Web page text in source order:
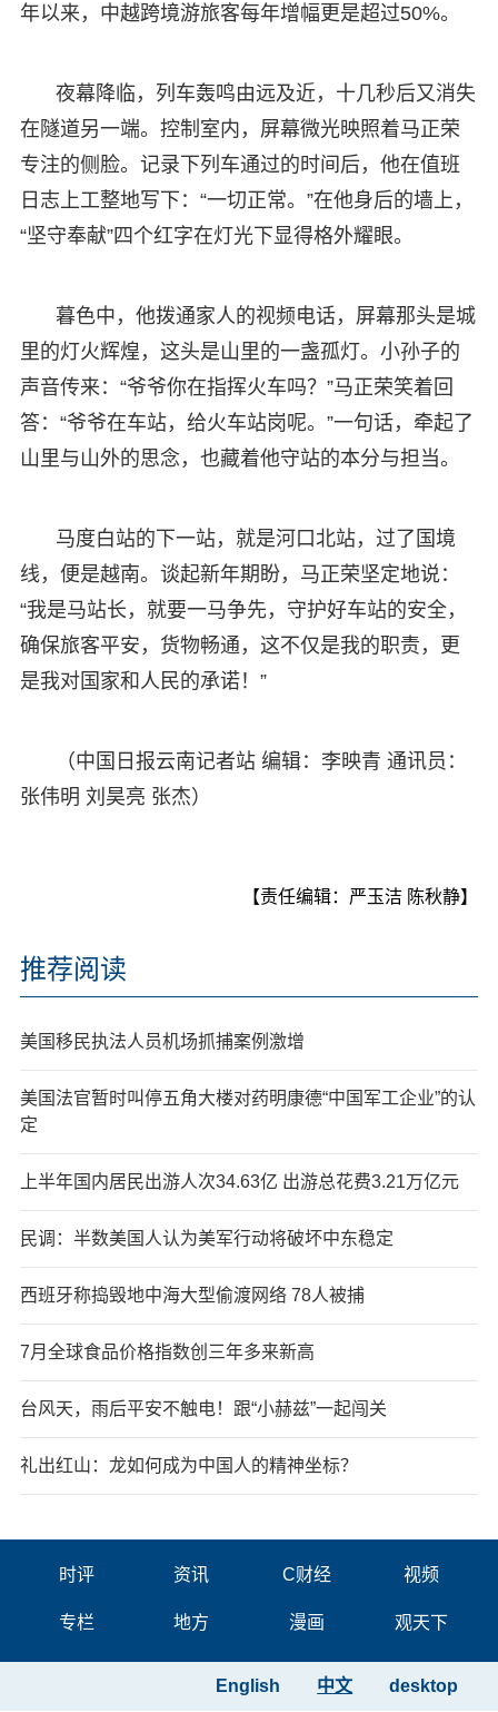
年以来，中越跨境游旅客每年增幅更是超过50%。
夜幕降临，列车轰鸣由远及近，十几秒后又消失
在隧道另一端。控制室内，屏幕微光映照着马正荣
专注的侧脸。记录下列车通过的时间后，他在值班
日志上工整地写下：“一切正常。”在他身后的墙上，
“坚守奉献”四个红字在灯光下显得格外耀眼。
暮色中，他拨通家人的视频电话，屏幕那头是城
里的灯火辉煌，这头是山里的一盏孤灯。小孙子的
声音传来：“爷爷你在指挥火车吗？”马正荣笑着回
答：“爷爷在车站，给火车站岗呢。”一句话，牵起了
山里与山外的思念，也藏着他守站的本分与担当。
马度白站的下一站，就是河口北站，过了国境
线，便是越南。谈起新年期盼，马正荣坚定地说：
“我是马站长，就要一马争先，守护好车站的安全，
确保旅客平安，货物畅通，这不仅是我的职责，更
是我对国家和人民的承诺！”
（中国日报云南记者站 编辑：李映青 通讯员：
张伟明 刘昊亮 张杰）
【责任编辑：严玉洁 陈秋静】
推荐阅读
美国移民执法人员机场抓捕案例激增
美国法官暂时叫停五角大楼对药明康德“中国军工企业”的认
定
上半年国内居民出游人次34.63亿 出游总花费3.21万亿元
民调：半数美国人认为美军行动将破坏中东稳定
西班牙称捣毁地中海大型偷渡网络 78人被捕
7月全球食品价格指数创三年多来新高
台风天，雨后平安不触电！跟“小赫兹”一起闯关
礼出红山：龙如何成为中国人的精神坐标？
时评 资讯 C财经 视频
专栏 地方 漫画 观天下
desktop
中文
English